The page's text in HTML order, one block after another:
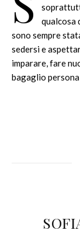
qualcosa
sono sempre
sedersi e
imparare, fare
bagaglio